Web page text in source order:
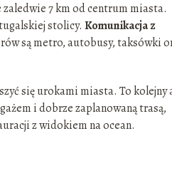
7 km od centrum miasta.
stolicy. Komunikacja z
są metro, autobusy, taksówki
się urokami miasta. To kolejny
i dobrze zaplanowaną trasą,
z widokiem na ocean.